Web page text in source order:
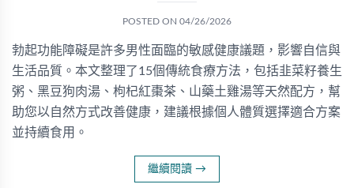
POSTED ON 04/26/2026
勃起功能障礙是許多男性面臨的敏感健康議題，影響自信與
生活品質。本文整理了15個傳統食療方法，包括韭菜籽養生
粥、黑豆狗肉湯、枸杞紅棗茶、山藥土雞湯等天然配方，幫
助您以自然方式改善健康，建議根據個人體質選擇適合方案
並持續食用。
繼續閱讀 →